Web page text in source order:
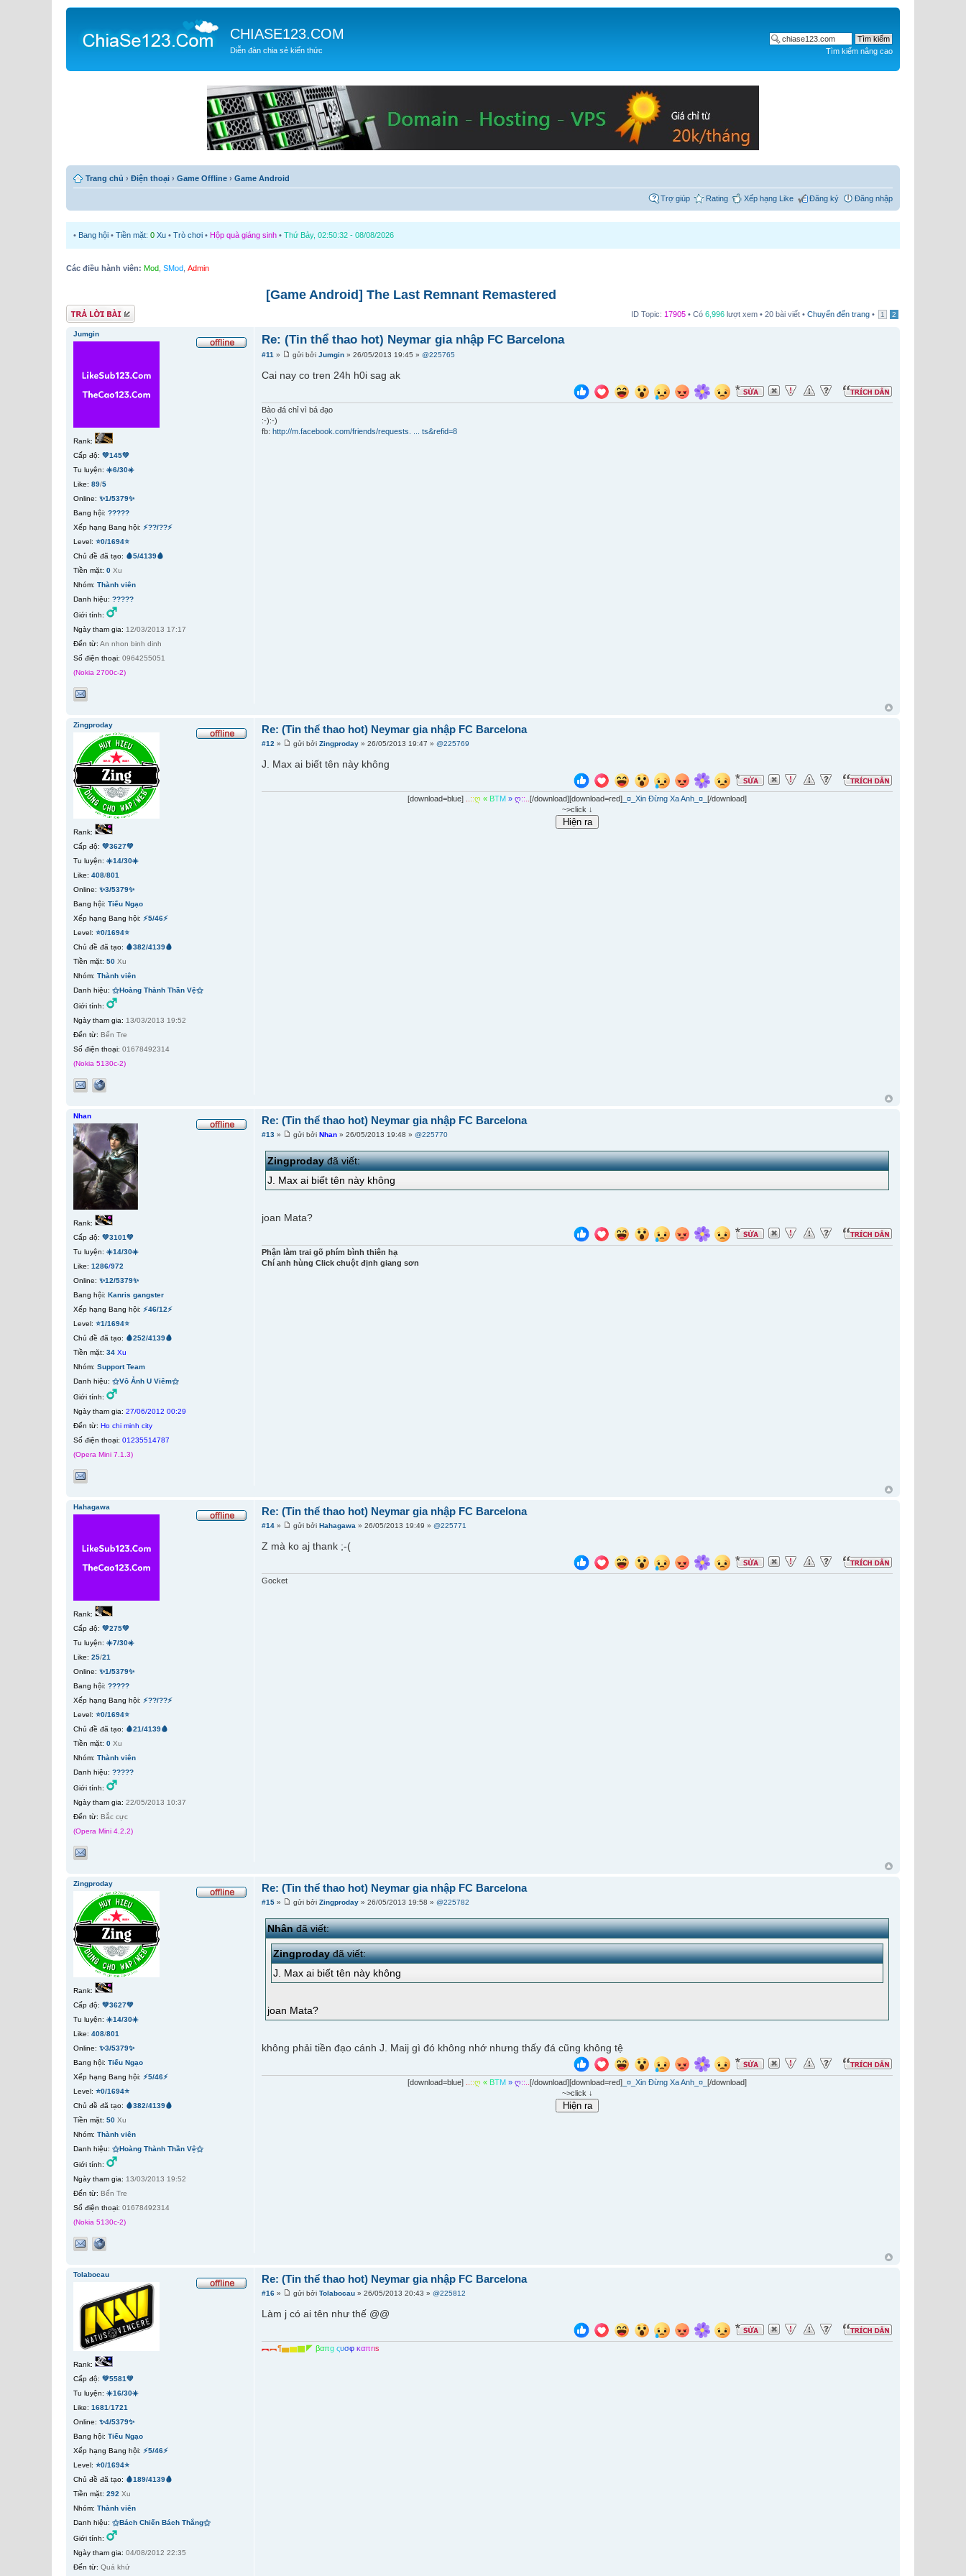
CHIASE123.COM
Diễn đàn chia sẻ kiến thức Tìm kiếm nâng cao
Trang chủ › Điện thoại › Game Offline › Game Android
Trợ giúp Rating Xếp hạng Like Đăng ký Đăng nhập
• Bang hội • Tiền mặt: 0 Xu • Trò chơi • Hộp quà giáng sinh • Thứ Bảy, 02:50:32 - 08/08/2026
Các điều hành viên: Mod SMod Admin
[Game Android] The Last Remnant Remastered
Gửi bài trả lời ID Topic: 17905 • Có 6,996 lượt xem • 20 bài viết • Chuyển đến trang • 1 2
Re: (Tin thể thao hot) Neymar gia nhập FC Barcelona
#11 » gửi bởiJumgin » 26/05/2013 19:45 »@225765
Cai nay co tren 24h h0i sag ak
Bào đá chỉ vì bá đạo
:-):-)
fb: http://m.facebook.com/friends/requests. ... ts&refid=8
Jumgin
Rank:
Cấp độ: 💚145💚
Tu luyện: ☀️6/30☀️
Like: 89/5
Online: ✨1/5379✨
Bang hội: ?????
Xếp hạng Bang hội: ⚡??/??⚡
Level: ⭐0/1694⭐
Chủ đề đã tạo: 🩸5/4139🩸
Tiền mặt: 0 Xu
Nhóm: Thành viên
Danh hiệu: ?????
Giới tính:
Ngày tham gia: 12/03/2013 17:17
Đến từ: An nhon binh dinh
Số điện thoại: 0964255051
(Nokia 2700c-2)
Re: (Tin thể thao hot) Neymar gia nhập FC Barcelona
#12 » gửi bởiZingproday » 26/05/2013 19:47 »@225769
J. Max ai biết tên này không
[download=blue] ::ღ « BTM » ღ:: .[/download][download=red] _¤_Xin Đừng Xa Anh_¤_[/download]
~>click ↓
Zingproday
Rank:
Cấp độ: 💚3627💚
Tu luyện: ☀️14/30☀️
Like: 408/801
Online: ✨3/5379✨
Bang hội: Tiếu Ngạo
Xếp hạng Bang hội: ⚡5/46⚡
Level: ⭐0/1694⭐
Chủ đề đã tạo: 🩸382/4139🩸
Tiền mặt: 50 Xu
Nhóm: Thành viên
Danh hiệu: ⚝Hoàng Thành Thần Vệ⚝
Giới tính:
Ngày tham gia: 13/03/2013 19:52
Đến từ: Bến Tre
Số điện thoại: 01678492314
(Nokia 5130c-2)
Re: (Tin thể thao hot) Neymar gia nhập FC Barcelona
#13 » gửi bởiNhan » 26/05/2013 19:48 »@225770
Zingprodayđã viết:
J. Max ai biết tên này không
joan Mata?
Phận làm trai gõ phím bình thiên hạ
Chí anh hùng Click chuột định giang sơn
Nhan
Rank:
Cấp độ: 💚3101💚
Tu luyện: ☀️14/30☀️
Like: 1286/972
Online: ✨12/5379✨
Bang hội: Kanris gangster
Xếp hạng Bang hội: ⚡46/12⚡
Level: ⭐1/1694⭐
Chủ đề đã tạo: 🩸252/4139🩸
Tiền mặt: 34 Xu
Nhóm: Support Team
Danh hiệu: ⚝Vô Ảnh U Viêm⚝
Giới tính:
Ngày tham gia: 27/06/2012 00:29
Đến từ: Ho chi minh city
Số điện thoại: 01235514787
(Opera Mini 7.1.3)
Re: (Tin thể thao hot) Neymar gia nhập FC Barcelona
#14 » gửi bởiHahagawa » 26/05/2013 19:49 »@225771
Z mà ko aj thank ;-(
Gocket
Hahagawa
Rank:
Cấp độ: 💚275💚
Tu luyện: ☀️7/30☀️
Like: 25/21
Online: ✨1/5379✨
Bang hội: ?????
Xếp hạng Bang hội: ⚡??/??⚡
Level: ⭐0/1694⭐
Chủ đề đã tạo: 🩸21/4139🩸
Tiền mặt: 0 Xu
Nhóm: Thành viên
Danh hiệu: ?????
Giới tính:
Ngày tham gia: 22/05/2013 10:37
Đến từ: Bắc cực
(Opera Mini 4.2.2)
Re: (Tin thể thao hot) Neymar gia nhập FC Barcelona
#15 » gửi bởiZingproday » 26/05/2013 19:58 »@225782
Nhânđã viết:
Zingprodayđã viết:
J. Max ai biết tên này không
joan Mata?
không phải tiền đạo cánh J. Maij gì đó không nhớ nhưng thấy đá cũng không tệ
[download=blue] ::ღ « BTM » ღ:: .[/download][download=red] _¤_Xin Đừng Xa Anh_¤_[/download]
~>click ↓
Zingproday
Rank:
Cấp độ: 💚3627💚
Tu luyện: ☀️14/30☀️
Like: 408/801
Online: ✨3/5379✨
Bang hội: Tiếu Ngạo
Xếp hạng Bang hội: ⚡5/46⚡
Level: ⭐0/1694⭐
Chủ đề đã tạo: 🩸382/4139🩸
Tiền mặt: 50 Xu
Nhóm: Thành viên
Danh hiệu: ⚝Hoàng Thành Thần Vệ⚝
Giới tính:
Ngày tham gia: 13/03/2013 19:52
Đến từ: Bến Tre
Số điện thoại: 01678492314
(Nokia 5130c-2)
Re: (Tin thể thao hot) Neymar gia nhập FC Barcelona
#16 » gửi bởiTolabocau » 26/05/2013 20:43 »@225812
Làm j có ai tên như thế @@
︻︻¶▅▆▇◤ βαπg ςυσφ καπrιs
Tolabocau
Rank:
Cấp độ: 💚5581💚
Tu luyện: ☀️16/30☀️
Like: 1681/1721
Online: ✨4/5379✨
Bang hội: Tiếu Ngạo
Xếp hạng Bang hội: ⚡5/46⚡
Level: ⭐0/1694⭐
Chủ đề đã tạo: 🩸189/4139🩸
Tiền mặt: 292 Xu
Nhóm: Thành viên
Danh hiệu: ⚝Bách Chiến Bách Thắng⚝
Giới tính:
Ngày tham gia: 04/08/2012 22:35
Đến từ: Quá khứ